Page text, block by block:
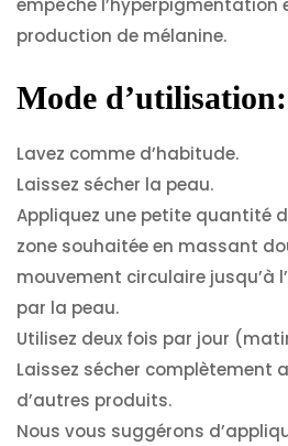
production de mélanine.
Mode d’utilisation:
Lavez comme d’habitude.
Laissez sécher la peau.
Appliquez une petite quantité
zone souhaitée en massant
mouvement circulaire jusqu’à
par la peau.
Utilisez deux fois par jour
Laissez sécher complètement
d’autres produits.
Nous vous suggérons